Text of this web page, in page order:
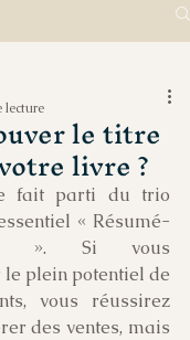
le titre
livre ?
lecture
fait parti du trio
« Résumé-
». Si vous
plein potentiel de
vous réussirez
des ventes, mais